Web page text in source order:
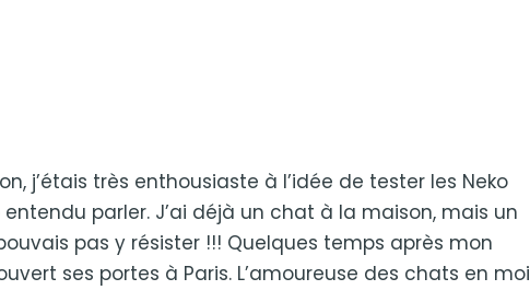
j’étais très enthousiaste à l’idée de tester les Neko
parler. J’ai déjà un chat à la maison, mais un
pas y résister !!! Quelques temps après mon
ses portes à Paris. L’amoureuse des chats en moi